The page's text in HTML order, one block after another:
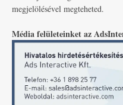
megjelölésével megteheted.
Média felületeinket az